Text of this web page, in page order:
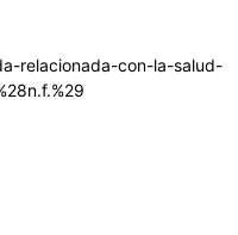
relacionada-con-la-salud-